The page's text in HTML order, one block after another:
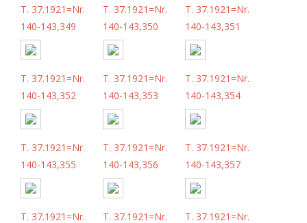
T. 37.1921=Nr.
140-143,349
T. 37.1921=Nr.
140-143,350
T. 37.1921=Nr.
140-143,351
T. 37.1921=Nr.
140-143,352
T. 37.1921=Nr.
140-143,353
T. 37.1921=Nr.
140-143,354
T. 37.1921=Nr.
140-143,355
T. 37.1921=Nr.
140-143,356
T. 37.1921=Nr.
140-143,357
T. 37.1921=Nr. T. 37.1921=Nr. T. 37.1921=Nr.